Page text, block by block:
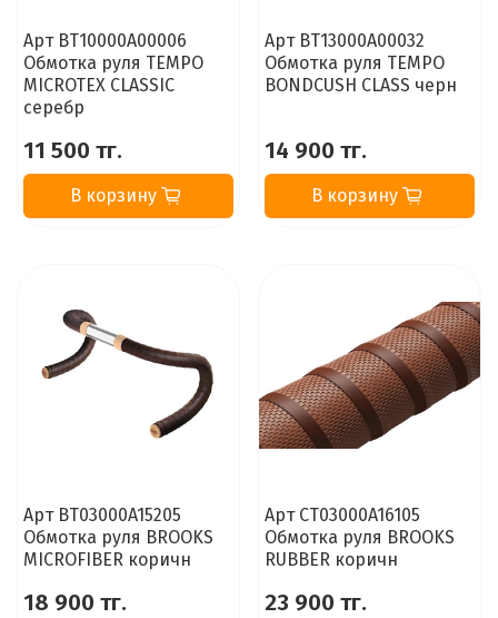
Арт BT10000A00006
Обмотка руля TEMPO
MICROTEX CLASSIC
серебр
11 500 тг.
В корзину
Арт BT13000A00032
Обмотка руля TEMPO
BONDCUSH CLASS черн
14 900 тг.
В корзину
Арт BT03000A15205
Обмотка руля BROOKS
MICROFIBER коричн
18 900 тг.
Арт CT03000A16105
Обмотка руля BROOKS
RUBBER коричн
23 900 тг.